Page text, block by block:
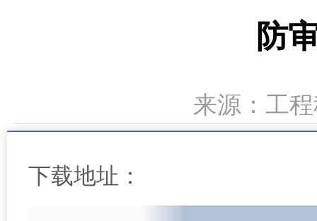
防
来源：工
下载地址：